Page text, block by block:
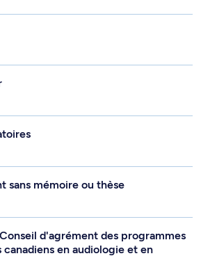
sans mémoire ou thèse
d'agrément des programmes
en audiologie et en